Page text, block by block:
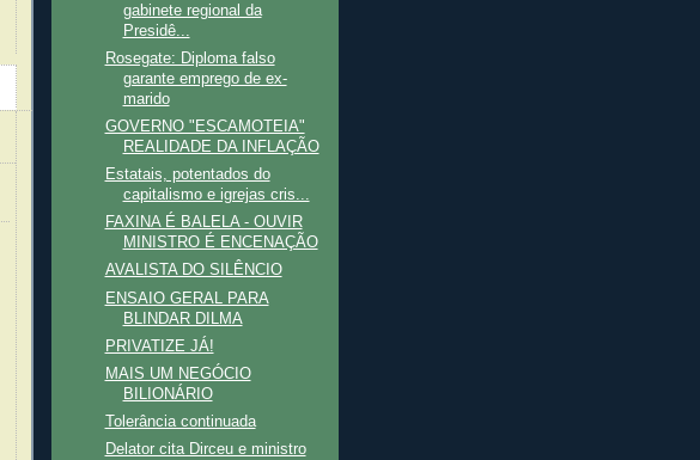
gabinete regional da
Presidê...
Rosegate: Diploma falso
garante emprego de ex-
marido
GOVERNO "ESCAMOTEIA"
REALIDADE DA INFLAÇÃO
Estatais, potentados do
capitalismo e igrejas cris...
FAXINA É BALELA - OUVIR
MINISTRO É ENCENAÇÃO
AVALISTA DO SILÊNCIO
ENSAIO GERAL PARA
BLINDAR DILMA
PRIVATIZE JÁ!
MAIS UM NEGÓCIO
BILIONÁRIO
Tolerância continuada
Delator cita Dirceu e ministro